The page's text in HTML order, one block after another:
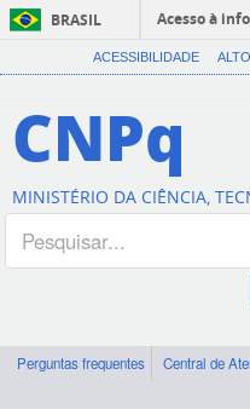
BRASIL
Acesso à
ACESSIBILIDADE
CNPq
MINISTÉRIO DA CIÊNCIA,
Perguntas frequentes Central de